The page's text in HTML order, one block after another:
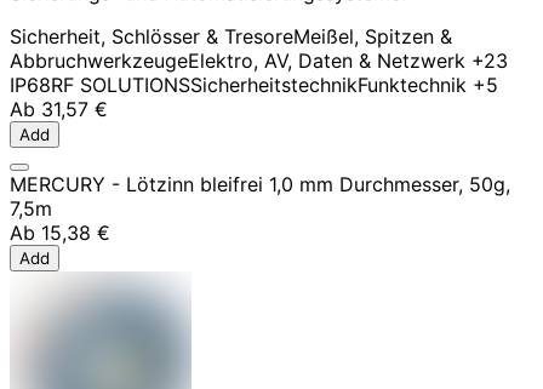
Sicherheit, Schlösser & TresoreMeißel, Spitzen &
AbbruchwerkzeugeElektro, AV, Daten & Netzwerk +23
IP68RF SOLUTIONSSicherheitstechnikFunktechnik +5
Ab 31,57 €
Add
MERCURY - Lötzinn bleifrei 1,0 mm Durchmesser, 50g,
7,5m
Ab 15,38 €
Add